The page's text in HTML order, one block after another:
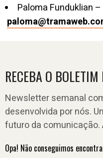
Paloma Funduklian –
RECEBA O
Newsletter semanal
desenvolvida por nós.
futuro da comunicação.
Opa! Não conseguimos